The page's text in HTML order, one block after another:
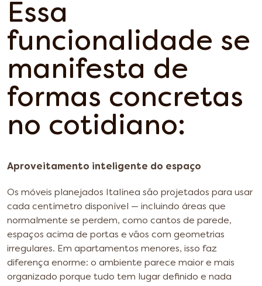
Essa
funcionalidade se
manifesta de
formas concretas
no cotidiano:
Aproveitamento inteligente do espaço
Os móveis planejados Italínea são projetados para usar
cada centímetro disponível — incluindo áreas que
normalmente se perdem, como cantos de parede,
espaços acima de portas e vãos com geometrias
irregulares. Em apartamentos menores, isso faz
diferença enorme: o ambiente parece maior e mais
organizado porque tudo tem lugar definido e nada